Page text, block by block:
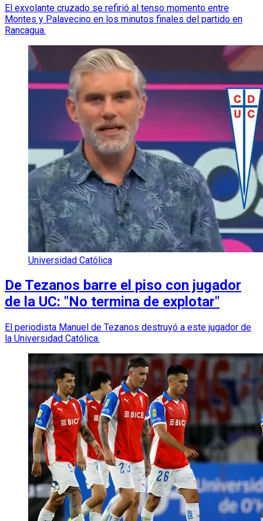
El exvolante cruzado se refirió al tenso momento entre
Montes y Palavecino en los minutos finales del partido en
Rancagua.
Universidad Católica
De Tezanos barre el piso con jugador
de la UC: "No termina de explotar"
El periodista Manuel de Tezanos destruyó a este jugador de
la Universidad Católica.